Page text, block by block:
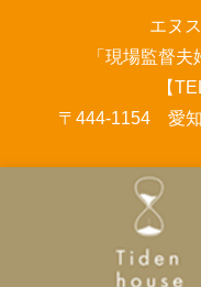
エヌ
「現場監督
【
〒444-1154 愛
COPYRIGHT © エヌス